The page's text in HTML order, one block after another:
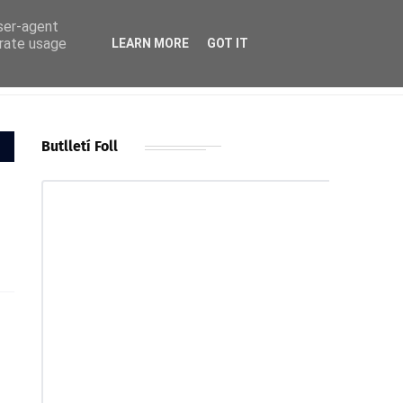
Butlletí Foll
agent
usage
LEARN MORE GOT IT